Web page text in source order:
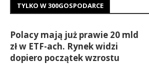
TYLKO W 300GOSPODARCE
Polacy mają już prawie 20 mld
zł w ETF-ach. Rynek widzi
dopiero początek wzrostu